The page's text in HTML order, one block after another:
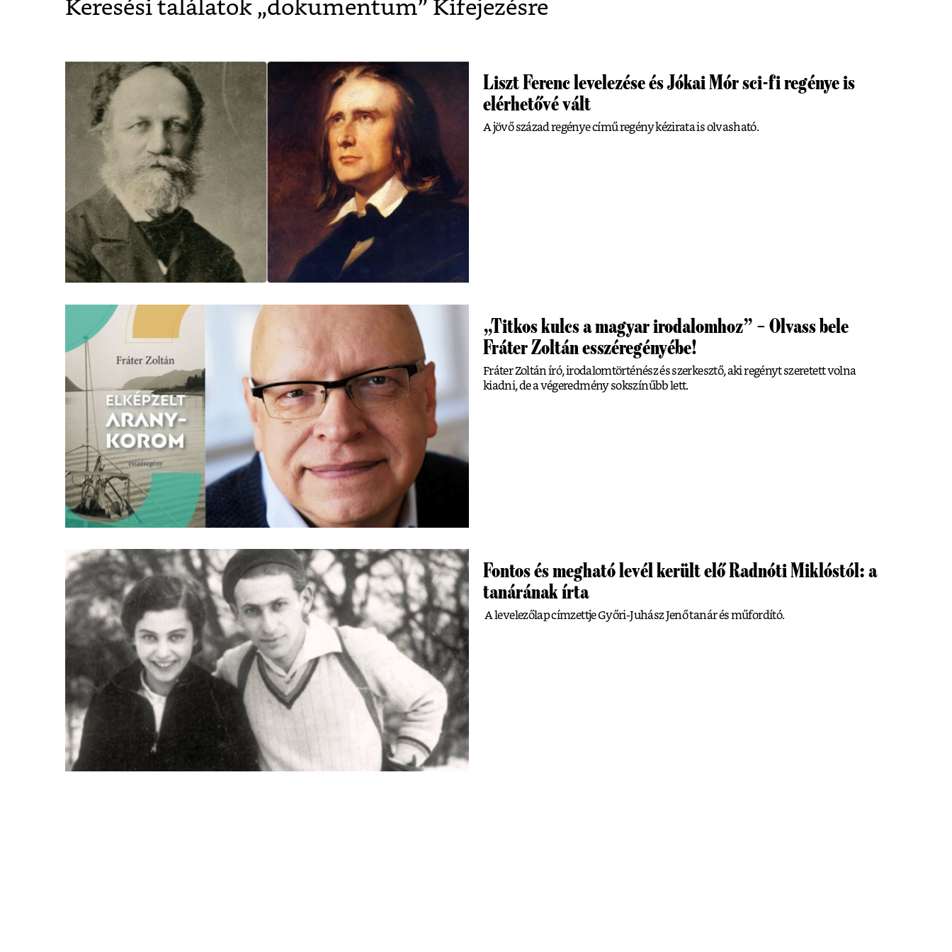
Keresési találatok „dokumentum” Kifejezésre
Liszt Ferenc levelezése és Jókai Mór sci-fi regénye is
elérhetővé vált
A jövő század regénye című regény kézirata is olvasható.
„Titkos kulcs a magyar irodalomhoz” – Olvass bele
Fráter Zoltán esszéregényébe!
Fráter Zoltán író, irodalomtörténész és szerkesztő, aki regényt szeretett volna
kiadni, de a végeredmény sokszínűbb lett.
Fontos és megható levél került elő Radnóti Miklóstól: a
tanárának írta
A levelezőlap címzettje Győri-Juhász Jenő tanár és műfordító.